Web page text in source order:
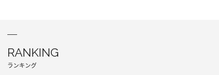
RANKING
ランキング